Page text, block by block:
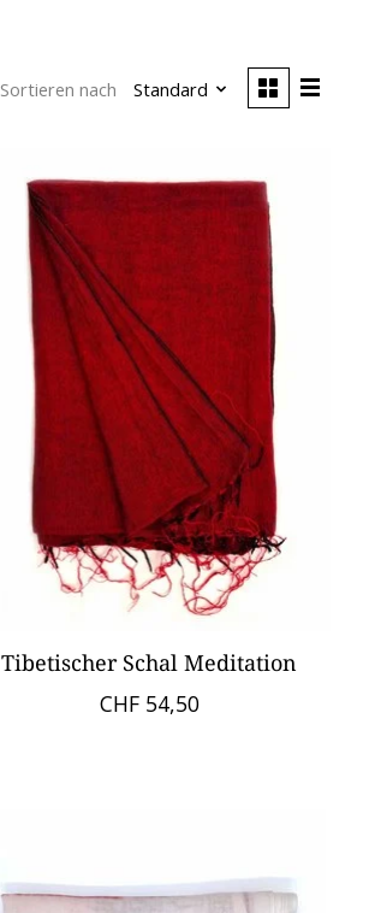
Sortieren nach Standard
Tibetischer Schal Meditation
CHF 54,50